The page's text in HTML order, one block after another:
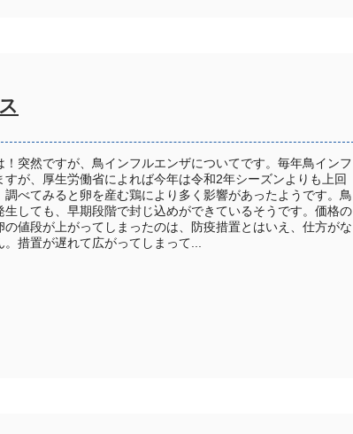
！突然ですが、鳥インフルエンザについてです。毎年鳥インフ
すが、厚生労働省によれば今年は令和2年シーズンよりも上回
調べてみると卵を産む鶏により多く影響があったようです。鳥
生しても、早期段階で封じ込めができているそうです。価格の
の値段が上がってしまったのは、防疫措置とはいえ、仕方がな
措置が遅れて広がってしまって...